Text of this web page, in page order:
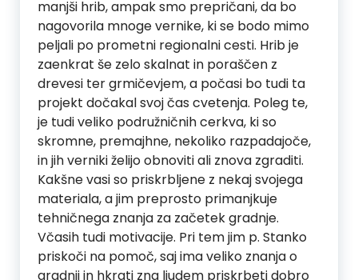
manjši hrib, ampak smo prepričani, da bo
nagovorila mnoge vernike, ki se bodo mimo
peljali po prometni regionalni cesti. Hrib je
zaenkrat še zelo skalnat in poraščen z
drevesi ter grmičevjem, a počasi bo tudi ta
projekt dočakal svoj čas cvetenja. Poleg te,
je tudi veliko podružničnih cerkva, ki so
skromne, premajhne, nekoliko razpadajoče,
in jih verniki želijo obnoviti ali znova zgraditi.
Kakšne vasi so priskrbljene z nekaj svojega
materiala, a jim preprosto primanjkuje
tehničnega znanja za začetek gradnje.
Včasih tudi motivacije. Pri tem jim p. Stanko
priskoči na pomoč, saj ima veliko znanja o
gradnji in hkrati zna ljudem priskrbeti dobro